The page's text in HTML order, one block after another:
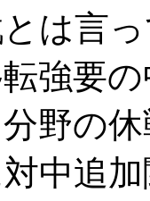
は言
強要
野の
中追